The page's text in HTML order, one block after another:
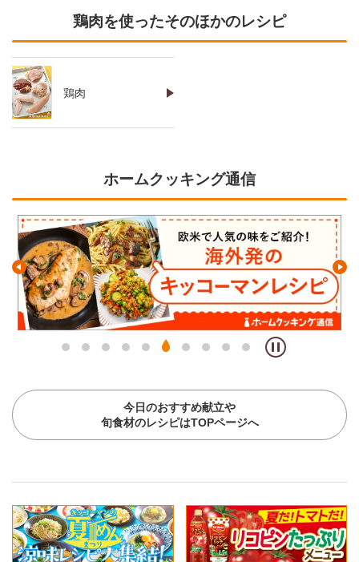
鶏肉を使ったそのほかのレシピ
鶏肉
ホームクッキング通信
今日のおすすめ献立や
旬食材のレシピはTOPページへ